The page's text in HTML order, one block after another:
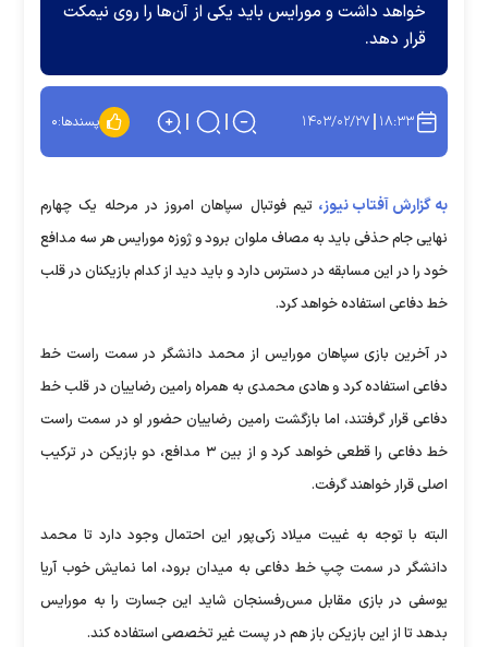
خواهد داشت و مورایس باید یکی از آن‌ها را روی نیمکت
قرار دهد.
۱۸:۳۳ ۱۴۰۳/۰۲/۲۷ پسندها:۰
به گزارش آفتاب نیوز، تیم فوتبال سپاهان امروز در مرحله یک چهارم
نهایی جام حذفی باید به مصاف ملوان برود و ژوزه مورایس هر سه مدافع
خود را در این مسابقه در دسترس دارد و باید دید از کدام بازیکنان در قلب
خط دفاعی استفاده خواهد کرد.
در آخرین بازی سپاهان مورایس از محمد دانشگر در سمت راست خط
دفاعی استفاده کرد و هادی محمدی به همراه رامین رضاییان در قلب خط
دفاعی قرار گرفتند، اما بازگشت رامین رضاییان حضور او در سمت راست
خط دفاعی را قطعی خواهد کرد و از بین ۳ مدافع، دو بازیکن در ترکیب
اصلی قرار خواهند گرفت.
البته با توجه به غیبت میلاد زکی‌پور این احتمال وجود دارد تا محمد
دانشگر در سمت چپ خط دفاعی به میدان برود، اما نمایش خوب آریا
یوسفی در بازی مقابل مس‌رفسنجان شاید این جسارت را به مورایس
بدهد تا از این بازیکن باز هم در پست غیر تخصصی استفاده کند.